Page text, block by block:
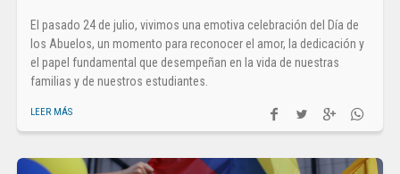
El pasado 24 de julio, vivimos una emotiva celebración del Día de
los Abuelos, un momento para reconocer el amor, la dedicación y
el papel fundamental que desempeñan en la vida de nuestras
familias y de nuestros estudiantes.
LEER MÁS